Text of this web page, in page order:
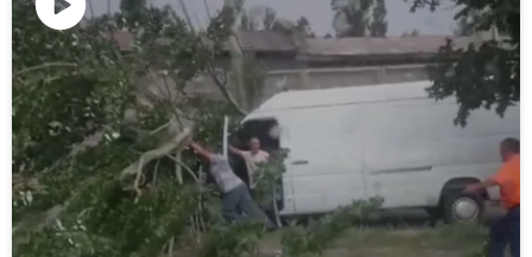
Воспроизвести
видео